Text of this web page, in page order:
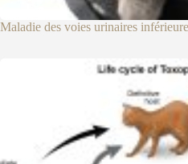
Maladie des voies urinaires